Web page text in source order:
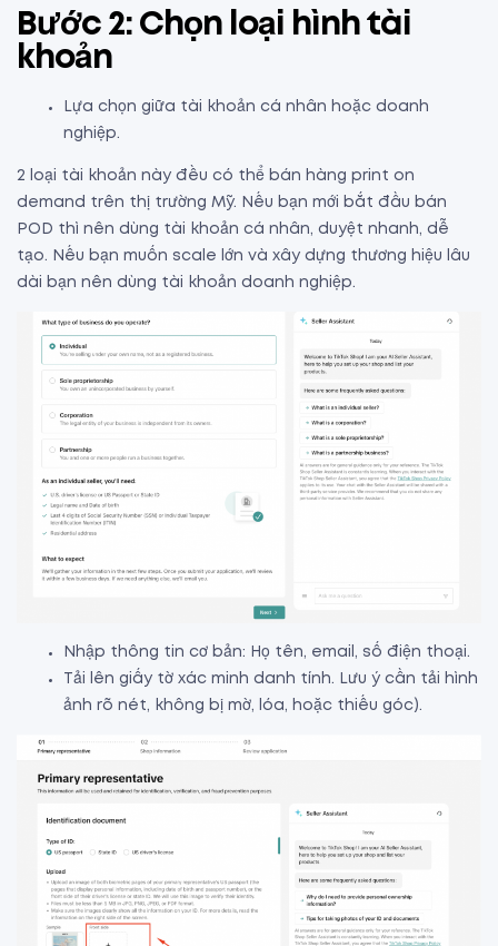
Bước 2: Chọn loại hình tài
khoản
Lựa chọn giữa tài khoản cá nhân hoặc doanh
nghiệp.
2 loại tài khoản này đều có thể bán hàng print on
demand trên thị trường Mỹ. Nếu bạn mới bắt đầu bán
POD thì nên dùng tài khoản cá nhân, duyệt nhanh, dễ
tạo. Nếu bạn muốn scale lớn và xây dựng thương hiệu lâu
dài bạn nên dùng tài khoản doanh nghiệp.
Nhập thông tin cơ bản: Họ tên, email, số điện thoại.
Tải lên giấy tờ xác minh danh tính. Lưu ý cần tải hình
ảnh rõ nét, không bị mờ, lóa, hoặc thiếu góc).